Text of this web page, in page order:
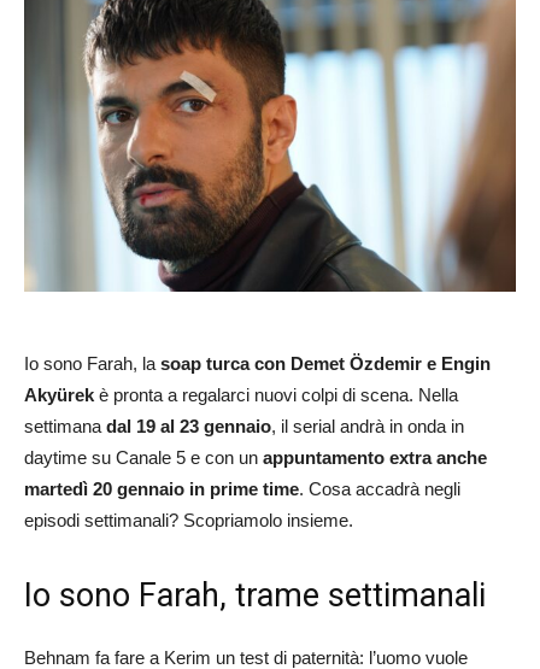
Io sono Farah, la soap turca con Demet Özdemir e Engin
Akyürek è pronta a regalarci nuovi colpi di scena. Nella
settimana dal 19 al 23 gennaio, il serial andrà in onda in
daytime su Canale 5 e con un appuntamento extra anche
martedì 20 gennaio in prime time. Cosa accadrà negli
episodi settimanali? Scopriamolo insieme.
Io sono Farah, trame settimanali
Behnam fa fare a Kerim un test di paternità: l’uomo vuole